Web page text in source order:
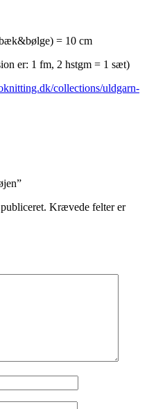
= 10 cm
er: 1 fm, 2 hstgm = 1 sæt)
collections/uldgarn-
Krævede felter er